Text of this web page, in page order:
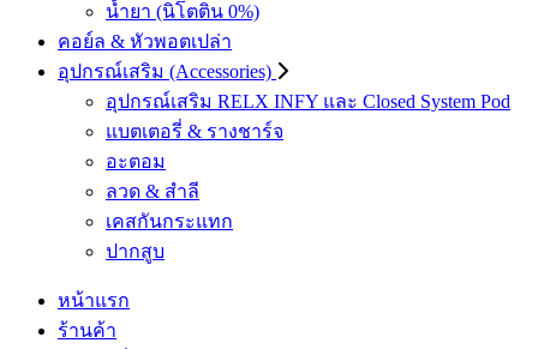
น้ำยา (นิโตติน 0%)
คอย์ล & หัวพอตเปล่า
อุปกรณ์เสริม (Accessories)
อุปกรณ์เสริม RELX INFY และ Closed System Pod
แบตเตอรี่ & รางชาร์จ
อะตอม
ลวด ​& สำลี
เคสกันกระแทก
ปากสูบ
หน้าแรก
ร้านค้า